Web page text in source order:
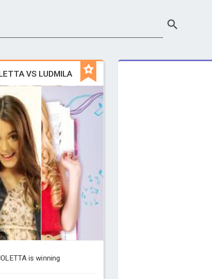
VS LUDMILA
is winning